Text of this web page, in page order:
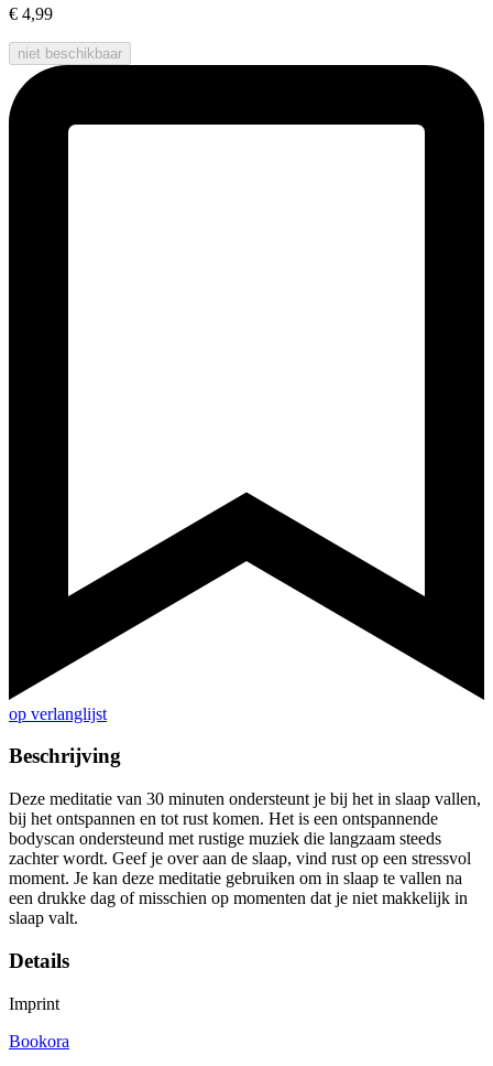
€ 4,99
niet beschikbaar
op verlanglijst
Beschrijving
Deze meditatie van 30 minuten ondersteunt je bij het in slaap vallen,
bij het ontspannen en tot rust komen. Het is een ontspannende
bodyscan ondersteund met rustige muziek die langzaam steeds
zachter wordt. Geef je over aan de slaap, vind rust op een stressvol
moment. Je kan deze meditatie gebruiken om in slaap te vallen na
een drukke dag of misschien op momenten dat je niet makkelijk in
slaap valt.
Details
Imprint
Bookora